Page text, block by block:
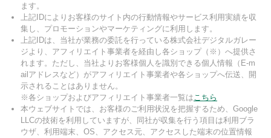
ます。
上記IDによりお客様のサイト内の行動情報やサービス利用実績を収
集し、プロモーションやマーケティングに利用します。
上記IDは、当社が業務の委託を行っている株式会社デジタルガレー
ジより、アフィリエイト事業者を経由し各ショップ（※）へ提供さ
れます。ただし、当社よりお客様個人を識別できる個人情報（E-m
ailアドレスなど）がアフィリエイト事業者や各ショップへ伝送、開
示されることはありません。
※各ショップおよびアフィリエイト事業者一覧はこちら
本ウェブサイトでは、お客様のご利用状況を把握するため、Google
LLCの技術を利用していますが、同社が収集を行う項目は利用ブラ
ウザ、利用端末、OS、アクセス元、アクセスした端末の位置情報